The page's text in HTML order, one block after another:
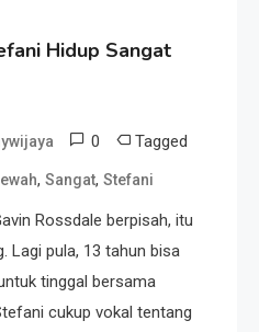
Hidup Sangat
0 Tagged
, Sangat, Stefani
Rossdale berpisah, itu
Lagi pula, 13 tahun bisa
tinggal bersama
cukup vokal tentang